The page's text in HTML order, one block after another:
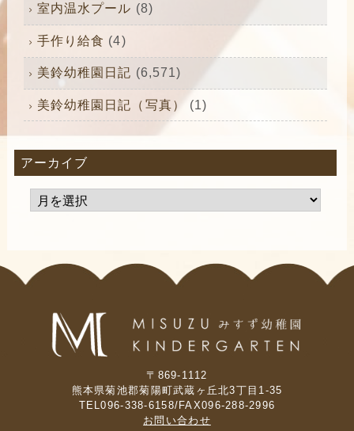
室内温水プール (8)
手作り給食 (4)
美鈴幼稚園日記 (6,571)
美鈴幼稚園日記（写真） (1)
アーカイブ
〒869-1112
熊本県菊池郡菊陽町武蔵ヶ丘北3丁目1-35
TEL096-338-6158/FAX096-288-2996
お問い合わせ